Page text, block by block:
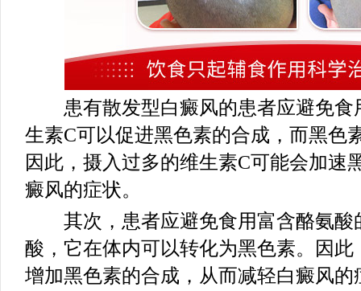
患有散发型白癜风的患者应避免食
生素C可以促进黑色素的合成，而黑色
因此，摄入过多的维生素C可能会加速
癜风的症状。
其次，患者应避免食用富含酪氨酸
酸，它在体内可以转化为黑色素。因
增加黑色素的合成，从而减轻白癜风